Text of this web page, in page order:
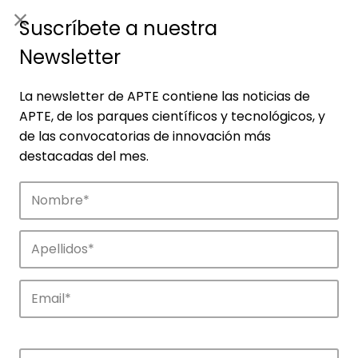
Empresas
Descubre las empresas que impulsan la
innovación en los parques de APTE.
Suscríbete a nuestra
Newsletter
La newsletter de APTE contiene las noticias de
APTE, de los parques científicos y tecnológicos, y
de las convocatorias de innovación más
destacadas del mes.